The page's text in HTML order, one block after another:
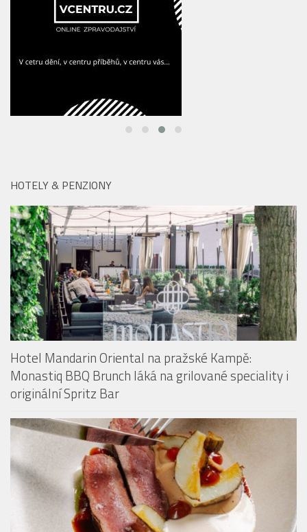
HOTELY & PENZIONY
Hotel Mandarin Oriental na pražské Kampě:
Monastiq BBQ Brunch láká na grilované speciality i
originální Spritz Bar